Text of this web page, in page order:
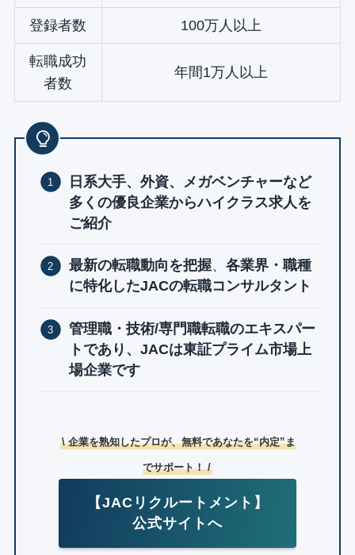
登録者数 100万人以上
転職成功
者数
年間1万人以上
日系大手、外資、メガベンチャーなど
多くの優良企業からハイクラス求人を
ご紹介
最新の転職動向を把握、各業界・職種
に特化したJACの転職コンサルタント
管理職・技術/専門職転職のエキスパー
トであり、JACは東証プライム市場上
場企業です
\ 企業を熟知したプロが、無料であなたを“内定”ま
でサポート！ /
【JACリクルートメント】
公式サイトへ